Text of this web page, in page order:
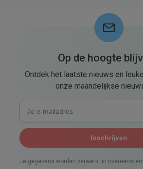
Op de hoogte
Ontdek het laatste nieuws en
onze maandelijkse
Je gegevens worden verwerkt in